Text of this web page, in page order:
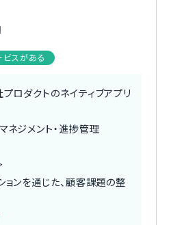
ビスがある
ロダクトのネイティブアプリ
ネジメント・進捗管理
ョンを通じた、顧客課題の整